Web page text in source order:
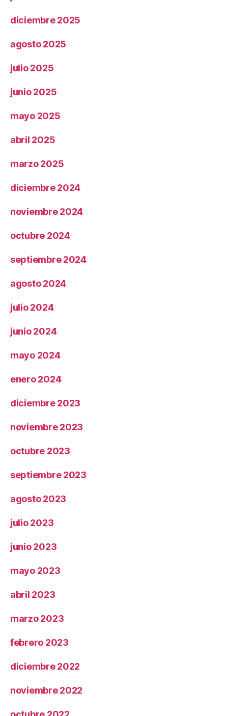
diciembre 2025
agosto 2025
julio 2025
junio 2025
mayo 2025
abril 2025
marzo 2025
diciembre 2024
noviembre 2024
octubre 2024
septiembre 2024
agosto 2024
julio 2024
junio 2024
mayo 2024
enero 2024
diciembre 2023
noviembre 2023
octubre 2023
septiembre 2023
agosto 2023
julio 2023
junio 2023
mayo 2023
abril 2023
marzo 2023
febrero 2023
diciembre 2022
noviembre 2022